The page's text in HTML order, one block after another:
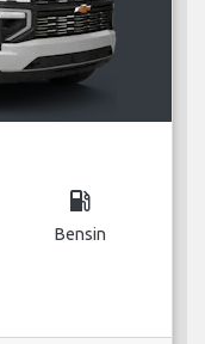
local_gas_station
Bensin